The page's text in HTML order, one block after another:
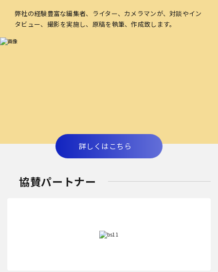
弊社の経験豊富な編集者、ライター、カメラマンが、対談やイン
タビュー、撮影を実施し、原稿を執筆、作成致します。
詳しくはこちら
協賛パートナー